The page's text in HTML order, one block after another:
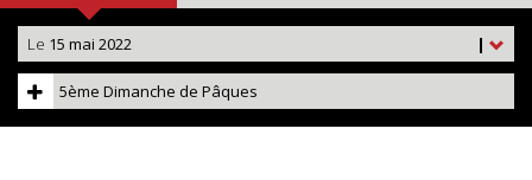
|
Le 15 mai 2022
5ème Dimanche de Pâques